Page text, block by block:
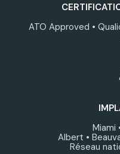
ATO Approved •
Miami
Albert •
Réseau